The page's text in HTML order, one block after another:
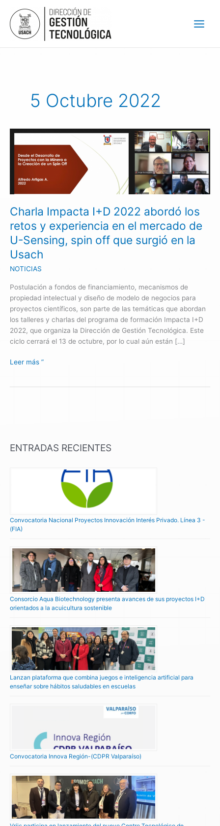
contenido
5 Octubre 2022
Charla Impacta I+D 2022 abordó los
retos y experiencia en el mercado de
U-Sensing, spin off que surgió en la
Usach
NOTICIAS
Postulación a fondos de financiamiento, mecanismos de
propiedad intelectual y diseño de modelo de negocios para
proyectos científicos, son parte de las temáticas que abordan
los talleres y charlas del programa de formación Impacta I+D
2022, que organiza la Dirección de Gestión Tecnológica. Este
ciclo cerrará el 13 de octubre, por lo cual aún están […]
Charla
Impacta
I+D
2022
abordó
y
experiencia
en
el
mercado
Sensing,
spin
off
que
surgió
en
Usach
Leer más ”
ENTRADAS RECIENTES
Convocatoria Nacional Proyectos Innovación Interés Privado. Línea 3 -
(FIA)
Consorcio Aqua Biotechnology presenta avances de sus proyectos I+D
orientados a la acuicultura sostenible
Lanzan plataforma que combina juegos e inteligencia artificial para
enseñar sobre hábitos saludables en escuelas
Convocatoria Innova Región-(CDPR Valparaíso)